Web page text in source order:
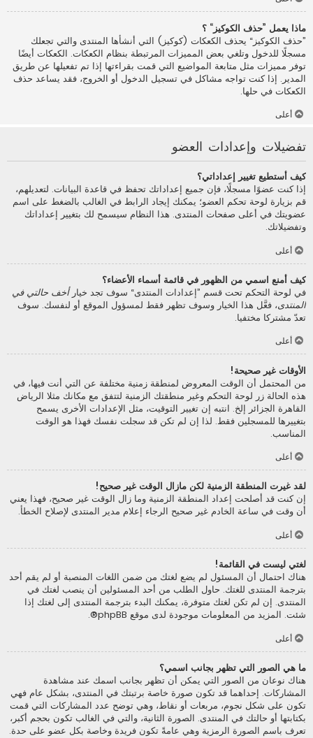
ماذا يعمل ”حذف الكوكيز“ ؟
”حذف الكوكيز“ يحذف الكعكات (كوكيز) التي أنشأها المنتدى والتي تجعلك
مسجلًا للدخول وتلغي بعض المميزات المرتبطة بنظام الكعكات. الكعكات أيضًا
توفر مميزات مثل متابعة المواضيع التي قمت بقراءتها إذا تم تفعيلها عن طريق
المدير. إذا كنت تواجه مشاكل في تسجيل الدخول أو الخروج، فقد يساعد حذف
الكعكات في حلها.
أعلى
تفضيلات وإعدادات العضو
كيف أستطيع تغيير إعداداتي؟
إذا كنت عضوًا مسجلًا، فإن جميع إعداداتك تحفظ في قاعدة البيانات. لتعديلهم،
قم بزيارة لوحة تحكم العضو؛ يمكنك إيجاد الرابط في الغالب بالضغط على اسم
عضويتك في أعلى صفحات المنتدى. هذا النظام سيسمح لك بتغيير إعداداتك
وتفضيلاتك.
أعلى
كيف أمنع اسمي من الظهور في قائمة أسماء الأعضاء؟
في لوحة التحكم تحت قسم ”إعدادات المنتدى“ سوف تجد خيارأخف حالتي في
المنتدى، فعَّل هذا الخيار وسوف تظهر فقط لمسؤول الموقع أو لنفسك. سوف
تعدّ مشتركا مختفيا.
أعلى
الأوقات غير صحيحة!
من المحتمل أن الوقت المعروض لمنطقة زمنية مختلفة عن التي أنت فيها، في
هذه الحالة زر لوحة التحكم وغير منطقتك الزمنية لتتفق مع مكانك مثلا الرياض
القاهرة الجزائر إلخ. انتبه إن تغيير التوقيت، مثل الإعدادات الأخرى يسمح
بتغييرها للمسجلين فقط. لذا إن لم تكن قد سجلت نفسك فهذا هو الوقت
المناسب.
أعلى
لقد غيرت المنطقة الزمنية لكن مازال الوقت غير صحيح!
إن كنت قد أصلحت إعداد المنطقة الزمنية وما زال الوقت غير صحيح، فهذا يعني
أن وقت في ساعة الخادم غير صحيح الرجاء إعلام مدير المنتدى لإصلاح الخطأ.
أعلى
لغتي ليست في القائمة!
هناك احتمال أن المسئول لم يضع لغتك من ضمن اللغات المنصبة أو لم يقم أحد
بترجمة المنتدى للغتك. حاول الطلب من أحد المسئولين أن ينصب لغتك في
المنتدى. إن لم تكن لغتك متوفرة، يمكنك البدء بترجمة المنتدى إلى لغتك إذا
شئت. المزيد من المعلومات موجودة لدى موقع phpBB
®.
أعلى
ما هي الصور التي تظهر بجانب اسمي؟
هناك نوعان من الصور التي يمكن أن تظهر بجانب اسمك عند مشاهدة
المشاركات. إحداهما قد تكون صورة خاصة برتبتك في المنتدى، بشكل عام فهي
تكون على شكل نجوم، مربعات أو نقاط، وهي توضح عدد المشاركات التي قمت
بكتابتها أو حالتك في المنتدى. الصورة الثانية، والتي في الغالب تكون بحجم أكبر،
تعرف باسم الصورة الرمزية وهي عامةً تكون فريدة وخاصة بكل عضو على حدة.